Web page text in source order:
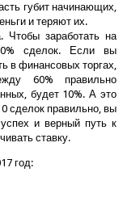
губит начинающих,
и теряют их.
Чтобы заработать на
сделок. Если вы
в финансовых торгах,
60% правильно
будет 10%. А это
сделок правильно, вы
и верный путь к
ставку.
год: